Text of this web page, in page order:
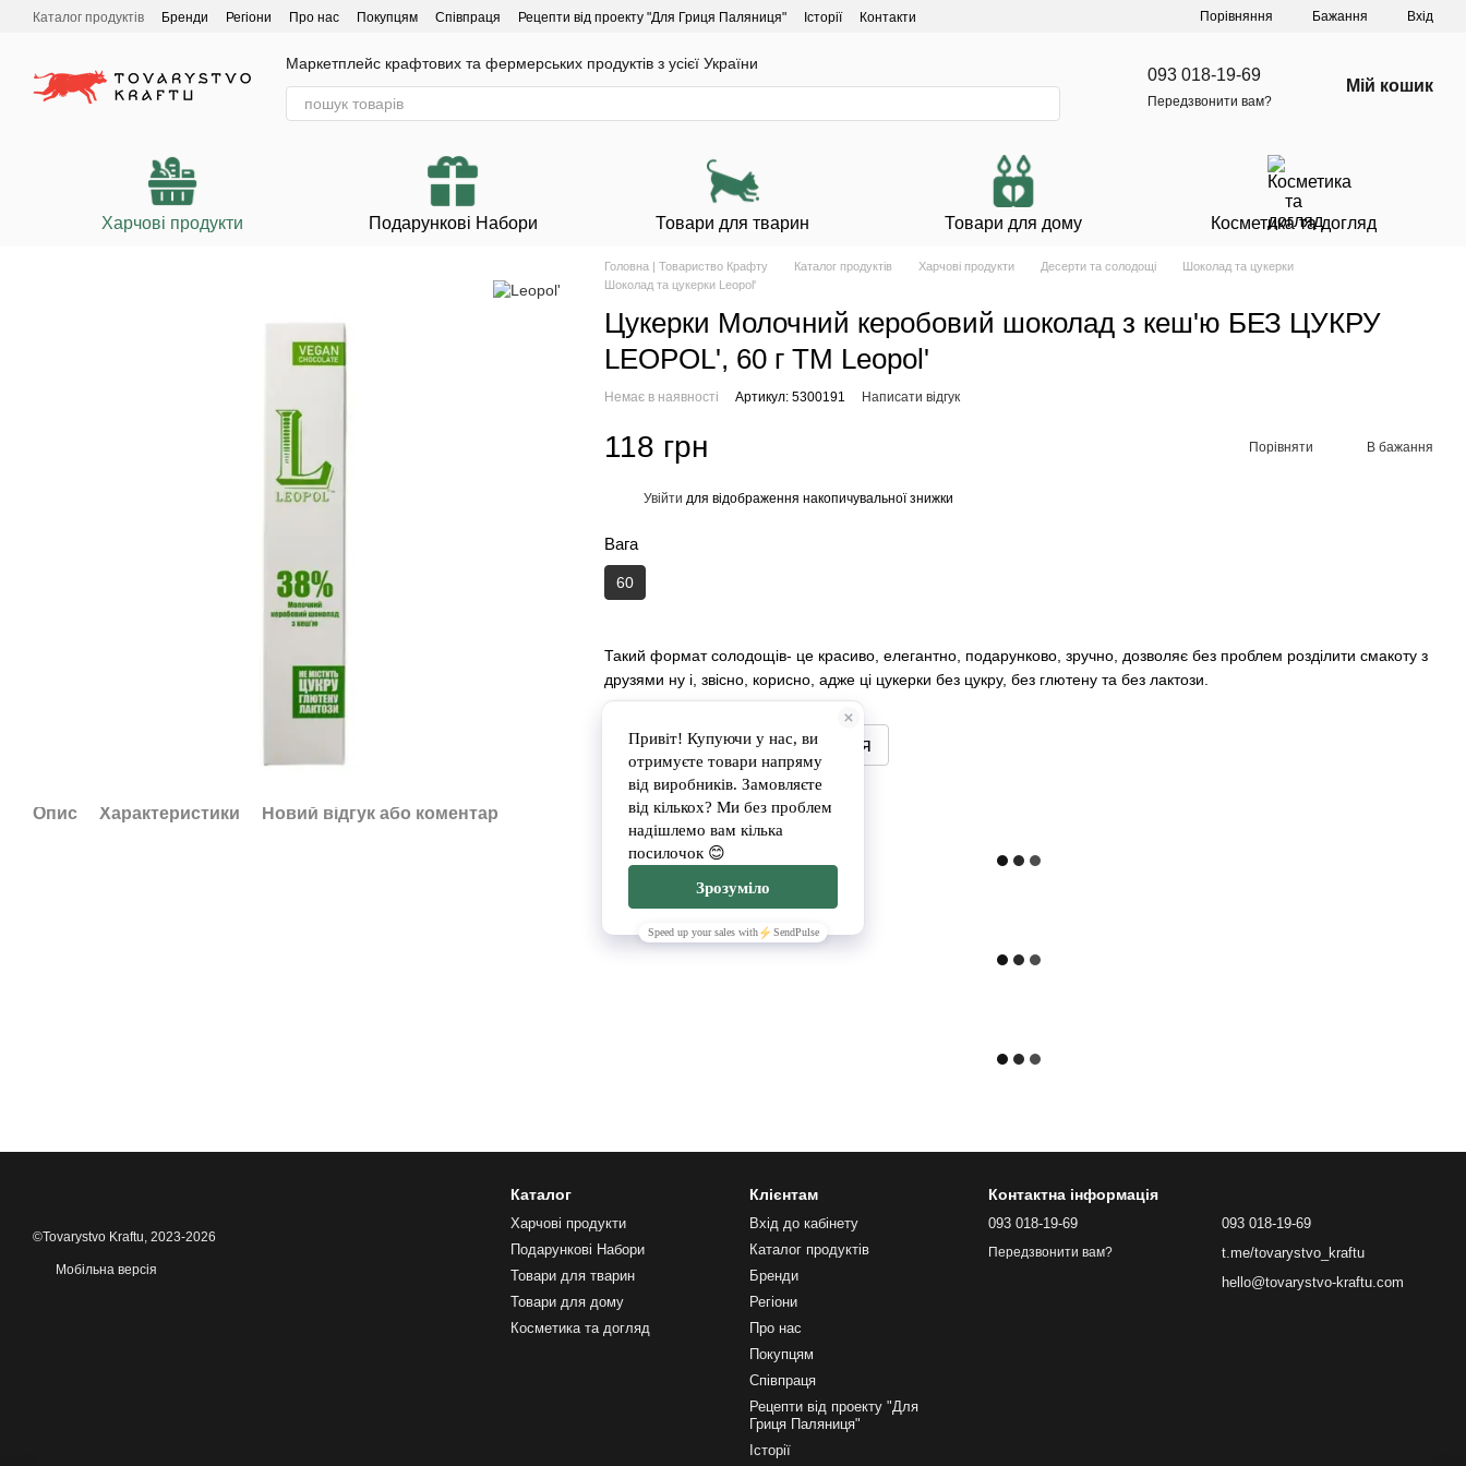
Перейти до основного контенту
Каталог продуктів Бренди Регіони Про нас Покупцям Співпраця Рецепти від проекту "Для Гриця Паляниця" Історії Контакти Порівняння Бажання Вхід
Маркетплейс крафтових та фермерських продуктів з усієї України
093 018-19-69
Передзвонити вам?
Мій кошик
Харчові продукти Подарункові Набори Товари для тварин Товари для дому Косметика та догляд
Опис Характеристики Новий відгук або коментар
Головна | Товариство Крафту Каталог продуктів Харчові продукти Десерти та солодощі
Шоколад та цукерки
Шоколад та цукерки Leopol'
Цукерки Молочний керобовий шоколад з кеш'ю БЕЗ ЦУКРУ
LEOPOL', 60 г ТМ Leopol'
Немає в наявності Артикул: 5300191 Написати відгук
118 грн Порівняти В бажання
Увійти для відображення накопичувальної знижки
Вага
60
Такий формат солодощів- це красиво, елегантно, подарунково, зручно, дозволяє без проблем розділити смакоту з
друзями ну і, звісно, корисно, адже ці цукерки без цукру, без глютену та без лактози.
Повідомити, коли з'явиться
Доставка Оплата
©Tovarystvo Kraftu, 2023-2026
Мобільна версія
Каталог
Харчові продукти
Подарункові Набори
Товари для тварин
Товари для дому
Косметика та догляд
Клієнтам
Вхід до кабінету
Каталог продуктів
Бренди
Регіони
Про нас
Покупцям
Співпраця
Рецепти від проекту "Для
Гриця Паляниця"
Історії
Контактна інформація
093 018-19-69
Передзвонити вам?
093 018-19-69
t.me/tovarystvo_kraftu
hello@tovarystvo-kraftu.com